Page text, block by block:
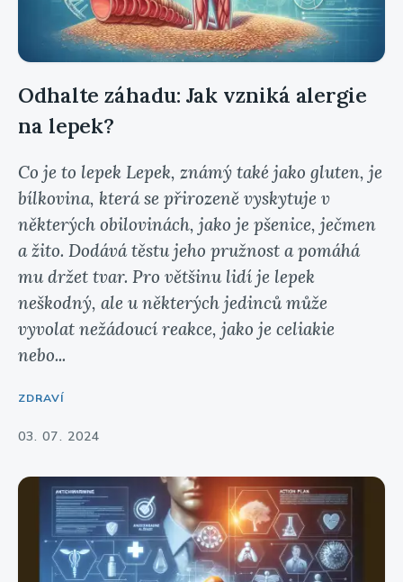
Odhalte záhadu: Jak vzniká alergie
na lepek?
Co je to lepek Lepek, známý také jako gluten, je
bílkovina, která se přirozeně vyskytuje v
některých obilovinách, jako je pšenice, ječmen
a žito. Dodává těstu jeho pružnost a pomáhá
mu držet tvar. Pro většinu lidí je lepek
neškodný, ale u některých jedinců může
vyvolat nežádoucí reakce, jako je celiakie
nebo...
ZDRAVÍ
03. 07. 2024